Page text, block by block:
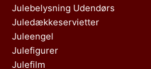
Julebelysning Udendørs
Juledækkeservietter
Juleengel
Julefigurer
Julefilm